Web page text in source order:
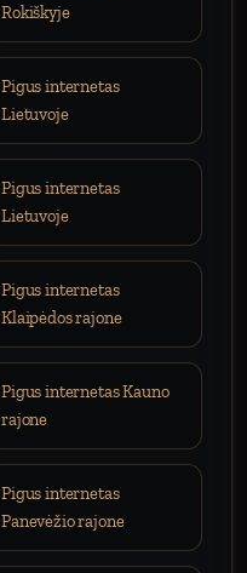
Rokiškyje
Pigus internetas
Lietuvoje
Pigus internetas
Lietuvoje
Pigus internetas
Klaipėdos rajone
Pigus internetas Kauno
rajone
Pigus internetas
Panevėžio rajone